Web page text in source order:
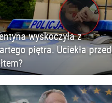
wyskoczyła z
piętra. Uciekła przed